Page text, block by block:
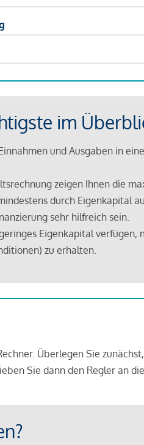
im
und Ausgaben in
zeigen Ihnen die
durch Eigenkapital
sehr hilfreich sein.
Eigenkapital verfügen,
zu erhalten.
Überlegen Sie zunächst,
Sie dann den Regler an